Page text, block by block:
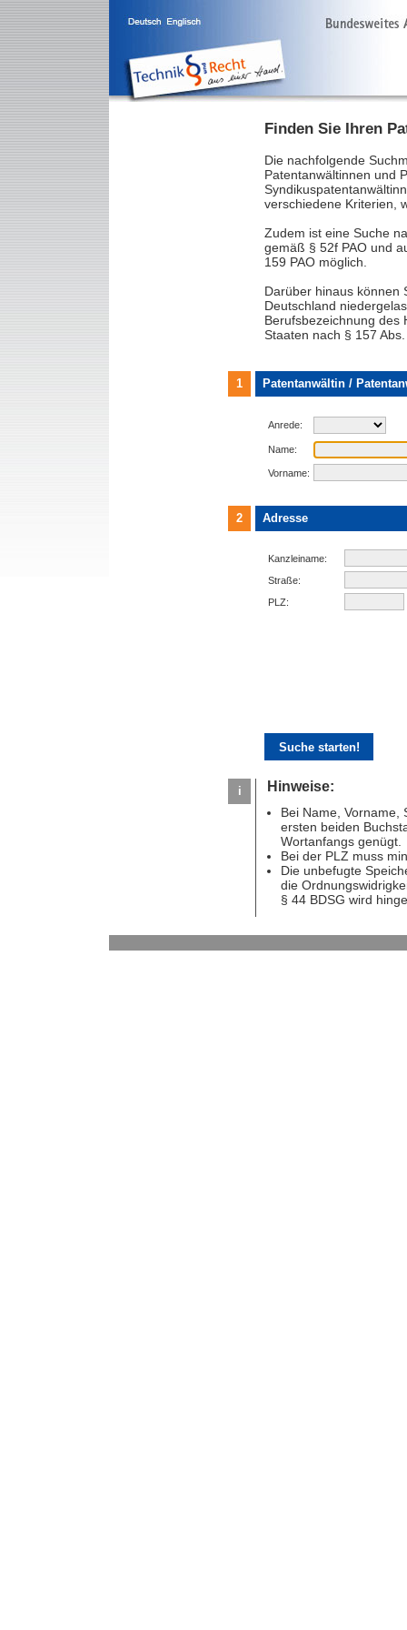
Finden Sie Ihren
Die nachfolgende
Patentanwältinnen und
verschiedene Kriterien,
Zudem ist eine Suche
gemäß § 52f PAO und
159 PAO möglich.
Darüber hinaus können
Deutschland
Berufsbezeichnung des
Staaten nach § 157
1 Patentanwältin /
Anrede:
Name:
Vorname:
2 Adresse
Kanzleiname:
Straße:
PLZ:
i Hinweise:
Bei Name, Vorname,
ersten beiden
Wortanfangs genügt.
Bei der PLZ muss
Die unbefugte
die
§ 44 BDSG wird